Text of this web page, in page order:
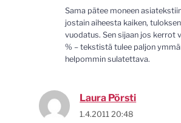
Sama pätee moneen
jostain aiheesta kaiken,
vuodatus. Sen sijaan jos kerrot
% – tekstistä tulee paljon
helpommin sulatettava.
Laura Pörsti
1.4.2011 20:48